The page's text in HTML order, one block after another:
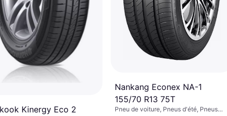
Kinergy Eco 2
Nankang Econex NA-1
155/70 R13 75T
Pneu de voiture, Pneus d'été, Pneus